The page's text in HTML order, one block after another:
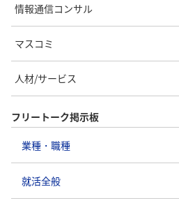
情報通信コンサル
マスコミ
人材/サービス
フリートーク掲示板
業種・職種
就活全般